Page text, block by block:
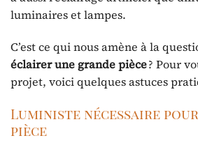
luminaires et lampes.
C’est ce qui nous amène à la
éclairer une grande pièce? Pour
projet, voici quelques astuces
Luministe nécessaire
pièce